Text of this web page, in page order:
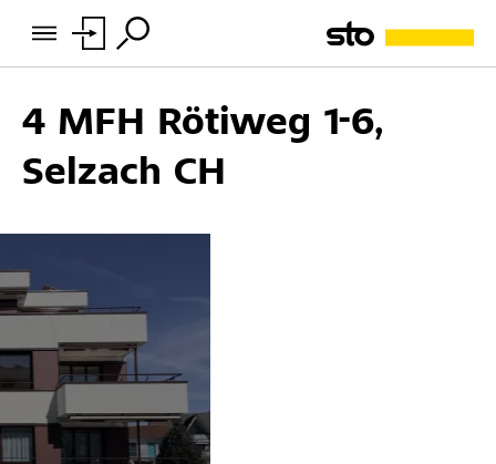
4 MFH Rötiweg 1-6,
Selzach CH